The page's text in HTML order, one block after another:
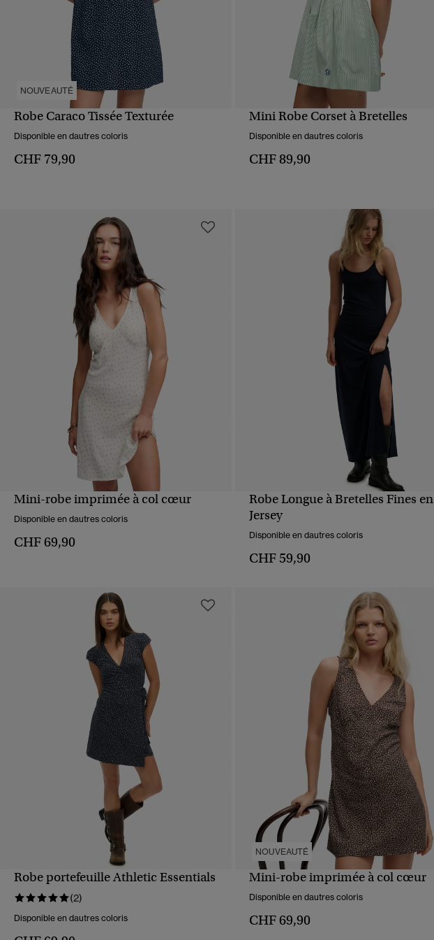
NOUVEAUTÉ
Robe Caraco Tissée Texturée
Disponible en dautres coloris
CHF 79,90
Mini Robe Corset à Bretelles
Disponible en dautres coloris
CHF 89,90
APERÇU RAPIDE
Mini-robe imprimée à col cœur
Disponible en dautres coloris
CHF 69,90
Robe Longue à Bretelles Fines en
Jersey
Disponible en dautres coloris
CHF 59,90
Robe portefeuille Athletic Essentials
(2)
Disponible en dautres coloris
NOUVEAUTÉ
APERÇU RAPIDE
Mini-robe imprimée à col cœur
Disponible en dautres coloris
CHF 69,90